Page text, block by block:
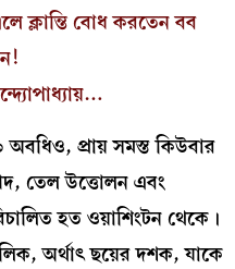
ক্লান্তি বোধ করতেন বব
প্রায় সমস্ত কিউবার
তেল উত্তোলন এবং
হত ওয়াশিংটন থেকে।
অর্থাৎ ছয়ের দশক, যাকে